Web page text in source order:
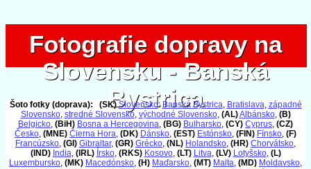
Fotografie dopravy na
Slovensku - Banská
Bystrica
Fotografie dopravy na
Slovensku - Banská
Bystrica
Šoto fotky (doprava): (SK) Slovensko:Banská Bystrica, Bratislava, západné
Slovensko, stredné Slovensko, východné Slovensko, (AL)Albánsko, (B)
Belgicko, (BiH) Bosna a Hercegovina, (BG) Bulharsko, (CY) Cyprus, (CZ)
Česko, (MNE) Čierna Hora, (DK) Dánsko, (EST) Estónsko, (FIN) Fínsko, (F)
Francúzsko, (GI) Gibraltar, (GR) Grécko, (NL) Holandsko, (HR) Chorvátsko,
(IND) India, (IRL) Írsko, (RKS) Kosovo, (LT) Litva, (LV) Lotyšsko, (L)
Luxembursko, (MK) Macedónsko, (H) Maďarsko, (MT) Malta, (MD) Moldavsko,